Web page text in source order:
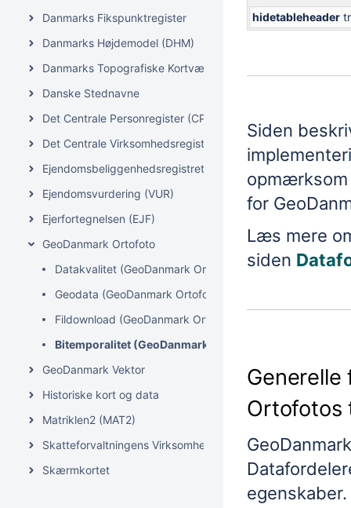
Danmarks Fikspunktregister
Danmarks Højdemodel (DHM)
Danmarks Topografiske Kortværk (DTK)
Danske Stednavne
Det Centrale Personregister (CPR)
Det Centrale Virksomhedsregister (CVR)
Ejendomsbeliggenhedsregistret (EBR)
Ejendomsvurdering (VUR)
Ejerfortegnelsen (EJF)
GeoDanmark Ortofoto
Datakvalitet (GeoDanmark Ortofoto)
Geodata (GeoDanmark Ortofoto)
Fildownload (GeoDanmark Ortofoto)
Bitemporalitet (GeoDanmark Ortofoto)
GeoDanmark Vektor
Historiske kort og data
Matriklen2 (MAT2)
Skatteforvaltningens Virksomhedsregister (SVR)
Skærmkortet
hidetableheader
Siden
opmærksom
for
Læs mere
siden
Generelle
Ortofotos
egenskaber.